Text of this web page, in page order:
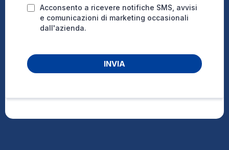
Acconsento a ricevere notifiche SMS, avvisi
e comunicazioni di marketing occasionali
dall'azienda.
INVIA